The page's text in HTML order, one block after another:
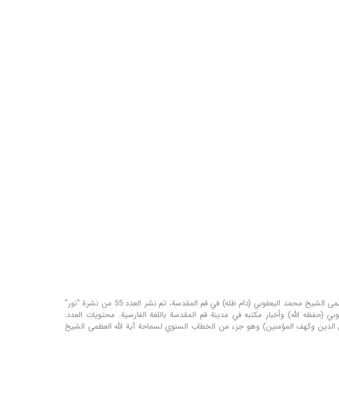
مؤسسة نور للترجمة و البحوث تحت إشراف مكتب سماحة المرجع الديني اية الله العظمى الشيخ محمد اليعقوبي (دام ظله) في قم المقدسة، تم نشر العدد 55 من نشرة "نور"
(حفظه الله) وأخبار مكتبه في مدينة قم المقدسة باللغة الفارسية. محتويات العدد:
وكهف المؤمنين) وهو جزء من الخطاب السنوي لسماحة آية الله العظمى الشيخ